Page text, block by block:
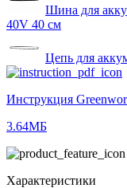
Шина для
40V 40 см
Цепь для
Инструкция
3.64МБ
Характеристики